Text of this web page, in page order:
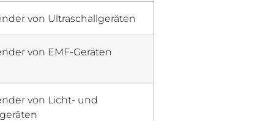
von Ultraschallgeräten
von EMF-Geräten
von Licht- und